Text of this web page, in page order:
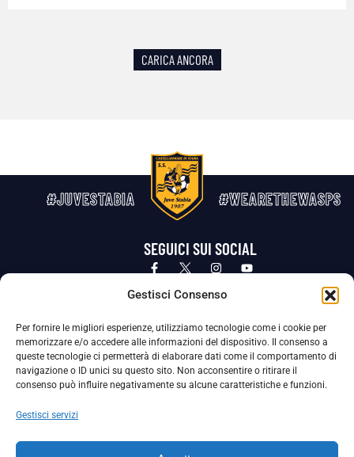
Gestisci Consenso
Per fornire le migliori esperienze, utilizziamo tecnologie come i cookie per
memorizzare e/o accedere alle informazioni del dispositivo. Il consenso a
queste tecnologie ci permetterà di elaborare dati come il comportamento di
navigazione o ID unici su questo sito. Non acconsentire o ritirare il
consenso può influire negativamente su alcune caratteristiche e funzioni.
Gestisci servizi
CARICA ANCORA
#JUVESTABIA #WEARETHEWASPS
SEGUICI SUI SOCIAL
Privacy Policy Cookie Policy
La Società ha nominato il Responsabile della Protezione dei Dati Personali (DPO), figura specializzata che vigila sulle modalità
adottate dalla nostra Società per tutelare i Suoi dati personali.
Per contattare il DPO può scrivere a